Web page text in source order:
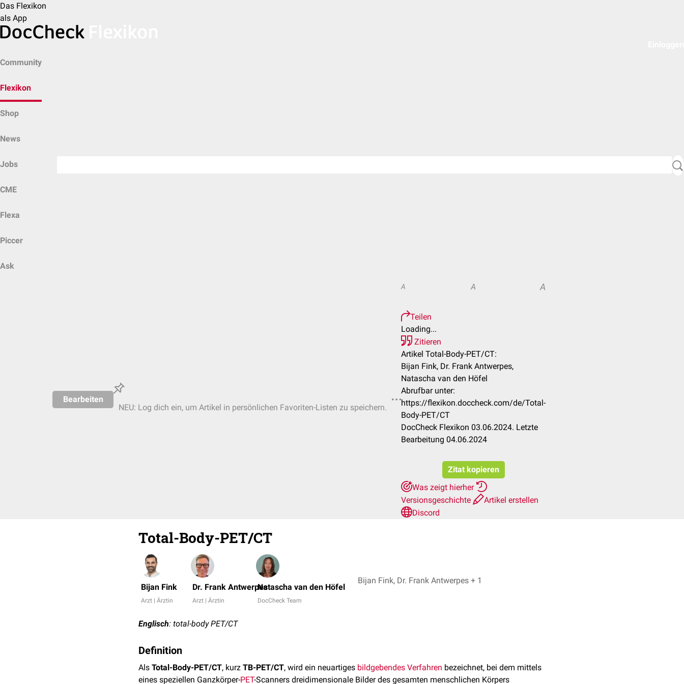
Das Flexikon
als App
Community
Flexikon
Shop
News
Jobs
CME
Flexa
Piccer
Ask
Bearbeiten
NEU: Log dich ein, um Artikel in persönlichen Favoriten-Listen zu speichern.
A A A
Teilen
Loading...
Zitieren
Artikel Total-Body-PET/CT:
Bijan Fink, Dr. Frank Antwerpes,
Natascha van den Höfel
Abrufbar unter:
https://flexikon.doccheck.com/de/Total-
Body-PET/CT
DocCheck Flexikon 03.06.2024. Letzte
Bearbeitung 04.06.2024
Zitat kopieren
Was zeigt hierher
Versionsgeschichte
Artikel erstellen
Discord
Total-Body-PET/CT
Bijan Fink
Arzt | Ärztin
Dr. Frank Antwerpes
Arzt | Ärztin
Natascha van den Höfel
DocCheck Team
Bijan Fink, Dr. Frank Antwerpes + 1
Englisch: total-body PET/CT
Definition
Als Total-Body-PET/CT, kurz TB-PET/CT, wird ein neuartiges bildgebendes Verfahren bezeichnet, bei dem mittels
eines speziellen Ganzkörper-PET-Scanners dreidimensionale Bilder des gesamten menschlichen Körpers